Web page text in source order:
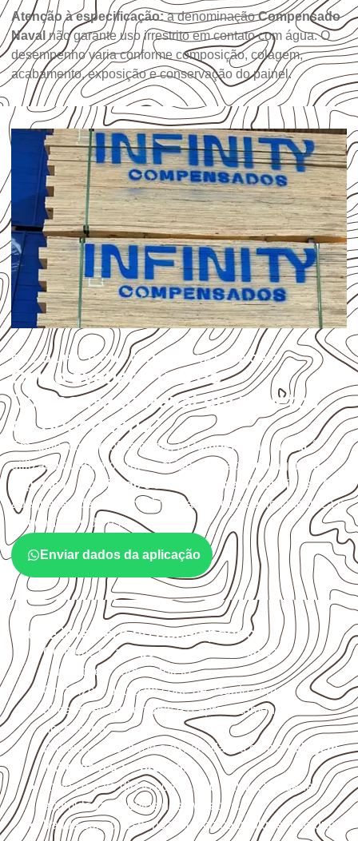
Atenção à especificação:a denominaçãoCompensado
Naval não garante uso irrestrito em contato com água. O
desempenho varia conforme composição, colagem,
acabamento, exposição e conservação do painel.
ESCOLHA CONFORME A APLICAÇÃO
Como avaliar o uso do
Compensado Naval em projetos
de Bodoquena?
Em aplicações profissionais, oCompensado Navalé
utilizado quando o projeto exige atenção à colagem, à
exposição à umidade e à estabilidade dimensional . A
adequação deve ser confirmada conforme a ficha técnica e
as condições de uso.
Enviar dados da aplicação
O que interfere no desempenho
Confirme se a espessura e o formatosão
compatíveis com o projeto.
Organize o plano de corte de acordo com as
dimensões disponíveis e o aproveitamento
necessário.
Proteja cortes, furos e extremidades com aselagem
indicada para o projeto.
Evite contato direto com o solo, chuva, umidade
acumulada e apoios desnivelados.
Valide com o responsável técnico qualquer uso que